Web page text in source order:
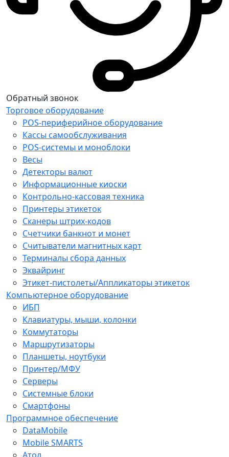
Обратный звонок
Торговое оборудование
POS-периферийное оборудование
Кассы самообслуживания
POS-системы и моноблоки
Весы
Детекторы валют
Информационные киоски
Контрольно-кассовая техника
Принтеры этикеток
Сканеры штрих-кодов
Счетчики банкнот и монет
Считыватели магнитных карт
Терминалы сбора данных
Эквайринг
Этикет-пистолеты/Аппликаторы этикеток
Компьютерное оборудование
ИБП
Клавиатуры, мыши, колонки
Коммутаторы
Маршрутизаторы
Планшеты, ноутбуки
Принтер/МФУ
Серверы
Системные блоки
Смартфоны
Программное обеспечение
DataMobile
Mobile SMARTS